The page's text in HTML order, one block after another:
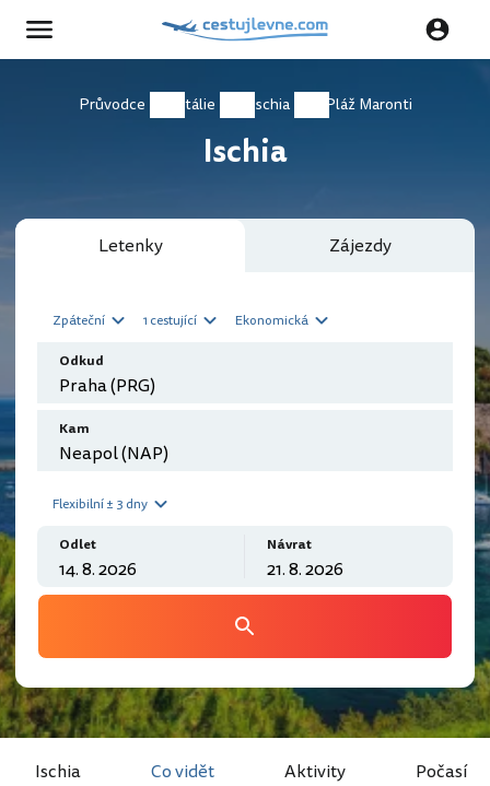
Průvodce Itálie Ischia Pláž Maronti
Ischia
Letenky Zájezdy
Zpáteční 1 cestující Ekonomická
Odkud
Kam
Flexibilní ± 3 dny
Odlet Návrat
Ischia Co vidět Aktivity Počasí